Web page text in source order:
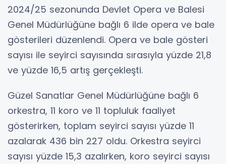
2024/25 sezonunda Devlet Opera ve Balesi
Genel Müdürlüğüne bağlı 6 ilde opera ve bale
gösterileri düzenlendi. Opera ve bale gösteri
sayısı ile seyirci sayısında sırasıyla yüzde 21,8
ve yüzde 16,5 artış gerçekleşti.
Güzel Sanatlar Genel Müdürlüğüne bağlı 6
orkestra, 11 koro ve 11 topluluk faaliyet
gösterirken, toplam seyirci sayısı yüzde 11
azalarak 436 bin 227 oldu. Orkestra seyirci
sayısı yüzde 15,3 azalırken, koro seyirci sayısı